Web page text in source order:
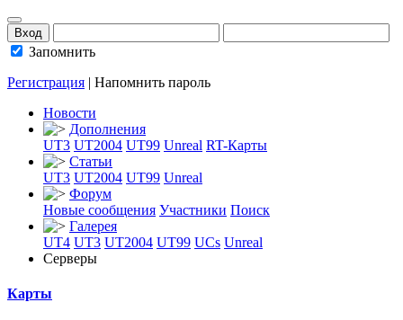
Запомнить
Регистрация | Напомнить пароль
Новости
Дополнения
UT3 UT2004 UT99 Unreal RT-Карты
Статьи
UT3 UT2004 UT99 Unreal
Форум
Новые сообщения Участники Поиск
Галерея
UT4 UT3 UT2004 UT99 UCs Unreal
Серверы
Карты